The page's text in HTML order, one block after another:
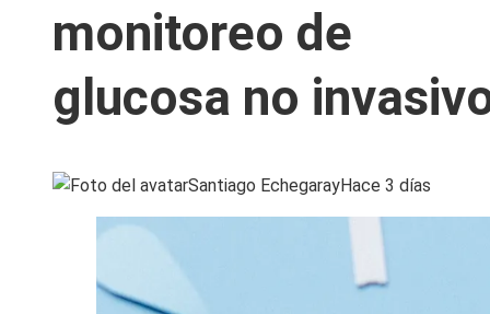
monitoreo de
glucosa no
Santiago EchegarayHace 3 días